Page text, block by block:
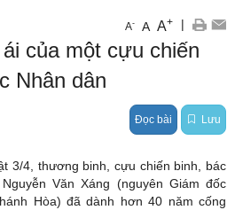
A- A A+ |
của một cựu chiến
Nhân dân
Đọc bài Lưu
3/4, thương binh, cựu chiến binh, bác
Văn Xáng (nguyên Giám đốc
Hòa) đã dành hơn 40 năm cống